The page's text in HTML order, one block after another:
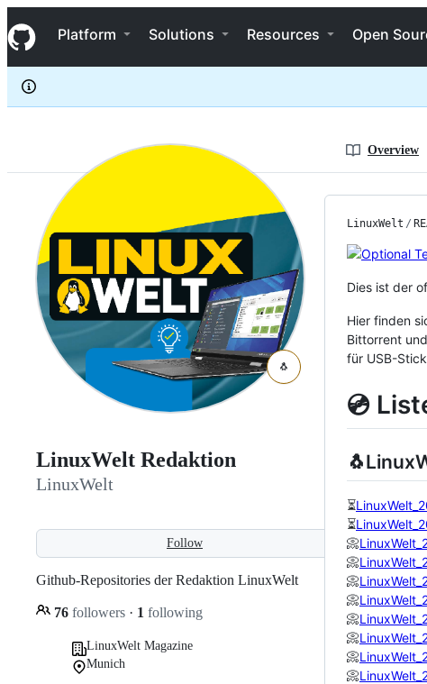
k
i
p
c
e
Navigation Menu
Platform Solutions Resources Open
LinuxWelt
Overview
🐧
LinuxWelt Redaktion
LinuxWelt
Follow
Github-Repositories der Redaktion LinuxWelt
76 followers · 1 following
LinuxWelt Magazine
Munich
LinuxWelt /
Dies ist der
Hier finden
Bittorrent
für USB-
💿
⏳
⏳
📀
📀
📀
📀
📀
📀
📀
📀